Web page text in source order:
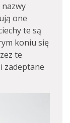
one
te są
koniu się
te
zadeptane